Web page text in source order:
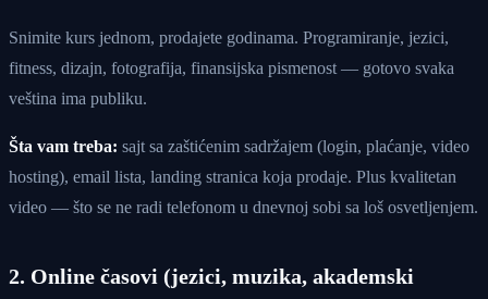
Snimite kurs jednom, prodajete godinama. Programiranje, jezici,
fitness, dizajn, fotografija, finansijska pismenost — gotovo svaka
veština ima publiku.
Šta vam treba: sajt sa zaštićenim sadržajem (login, plaćanje, video
hosting), email lista, landing stranica koja prodaje. Plus kvalitetan
video — što se ne radi telefonom u dnevnoj sobi sa loš osvetljenjem.
2. Online časovi (jezici, muzika, akademski